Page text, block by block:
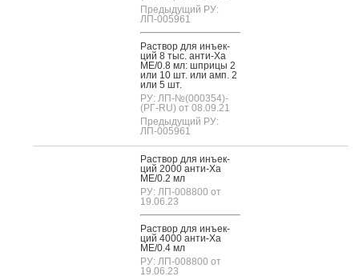
Предыдущий РУ:
ЛП-005961
Рас­твор для инъ­ек­
ций 8 тыс. ан­ти-Ха
МЕ/0.8 мл: шпри­цы 2
или 10 шт. или амп. 2
или 5 шт.
РУ: ЛП-№(000354)-
(РГ-RU) от 08.09.21
Предыдущий РУ:
ЛП-005961
Рас­твор для инъ­ек­
ций 2000 ан­ти-Ха
МЕ/0.2 мл
РУ: ЛП-008800 от
19.06.23
Рас­твор для инъ­ек­
ций 4000 ан­ти-Ха
МЕ/0.4 мл
РУ: ЛП-008800 от
19.06.23